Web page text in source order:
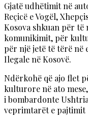
Gjatë udhëtimit në
Reçicë e Vogël,
Kosova shkuan për
komunikimit, për
për një jetë të tërë
Ilegale në Kosovë.
Ndërkohë që ajo flet
kulturore në ato
i bombardonte
veprimtarët e pajtimit